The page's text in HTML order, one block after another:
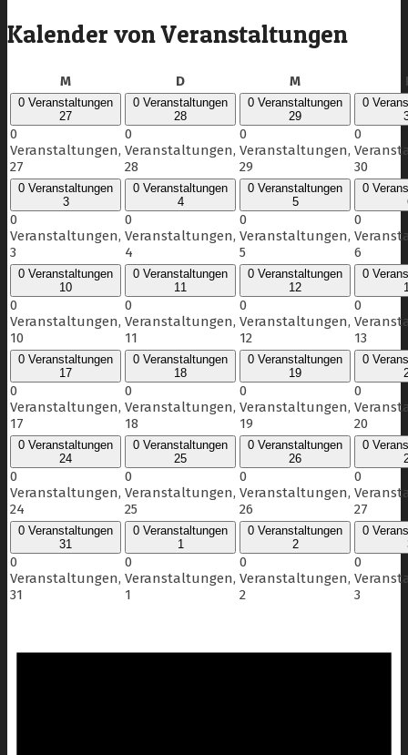
Kalender von Veranstaltungen
MMontag DDienstag MMittwoch
0 Veranstaltungen
27
0
Veranstaltungen,
27
0 Veranstaltungen
28
0
Veranstaltungen,
28
0 Veranstaltungen
29
0
Veranstaltungen,
29
0
0
30
0 Veranstaltungen
3
0
Veranstaltungen,
3
0 Veranstaltungen
4
0
Veranstaltungen,
4
0 Veranstaltungen
5
0
Veranstaltungen,
5
0
0
6
0 Veranstaltungen
10
0
Veranstaltungen,
10
0 Veranstaltungen
11
0
Veranstaltungen,
11
0 Veranstaltungen
12
0
Veranstaltungen,
12
0
0
13
0 Veranstaltungen
17
0
Veranstaltungen,
17
0 Veranstaltungen
18
0
Veranstaltungen,
18
0 Veranstaltungen
19
0
Veranstaltungen,
19
0
0
20
0 Veranstaltungen
24
0
Veranstaltungen,
24
0 Veranstaltungen
25
0
Veranstaltungen,
25
0 Veranstaltungen
26
0
Veranstaltungen,
26
0
0
27
0 Veranstaltungen
31
0
Veranstaltungen,
31
0 Veranstaltungen
1
0
Veranstaltungen,
1
0 Veranstaltungen
2
0
Veranstaltungen,
2
0
0
3